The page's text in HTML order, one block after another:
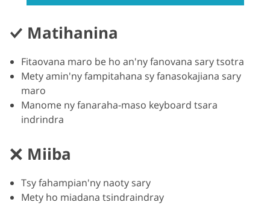
Matihanina
Fitaovana maro be ho an'ny fanovana sary tsotra
Mety amin'ny fampitahana sy fanasokajiana sary
maro
Manome ny fanaraha-maso keyboard tsara
indrindra
Miiba
Tsy fahampian'ny naoty sary
Mety ho miadana tsindraindray